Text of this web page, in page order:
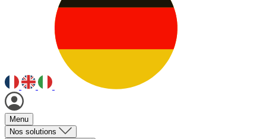
Menu
Nos solutions